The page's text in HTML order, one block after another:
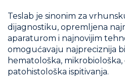
Teslab je sinonim za
dijagnostiku, opremljena
aparaturom i najnovijim
omogućavaju najpreciznija
hematološka,
patohistološka ispitivanja.